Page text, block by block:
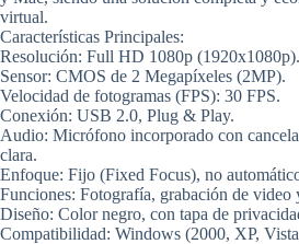
virtual.
Características Principales:
Resolución: Full HD 1080p (1920x1080p).
Sensor: CMOS de 2 Megapíxeles (2MP).
Velocidad de fotogramas (FPS): 30 FPS.
Conexión: USB 2.0, Plug & Play.
Audio: Micrófono incorporado con
clara.
Enfoque: Fijo (Fixed Focus), no
Funciones: Fotografía, grabación de video
Diseño: Color negro, con tapa de
Compatibilidad: Windows (2000, XP,